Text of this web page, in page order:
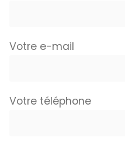
Votre e-mail
Votre téléphone